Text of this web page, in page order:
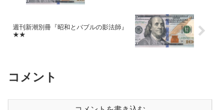
週刊新潮別冊『昭和とバブルの影法師』
★★
コメント